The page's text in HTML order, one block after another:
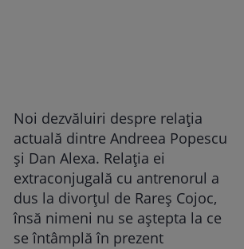
Noi dezvăluiri despre relația
actuală dintre Andreea Popescu
și Dan Alexa. Relația ei
extraconjugală cu antrenorul a
dus la divorțul de Rareș Cojoc,
însă nimeni nu se aștepta la ce
se întâmplă în prezent